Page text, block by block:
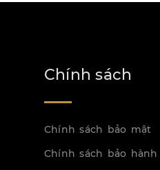
Chính sách
Chính sách bảo mật
Chính sách bảo hành